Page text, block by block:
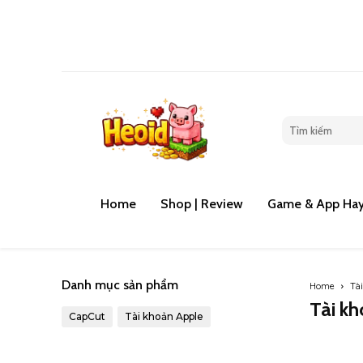
Home Shop | Review Game & App
Danh mục sản phẩm
CapCut Tài khoản Apple
Home
Tài